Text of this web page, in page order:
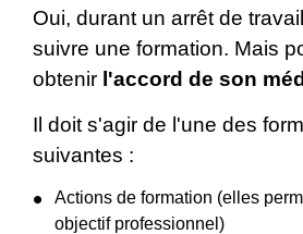
Oui, durant un arrêt de
suivre une formation. Mais
obtenir l'accord de son
Il doit s'agir de l'une des
suivantes :
Actions de formation (elles
objectif professionnel)